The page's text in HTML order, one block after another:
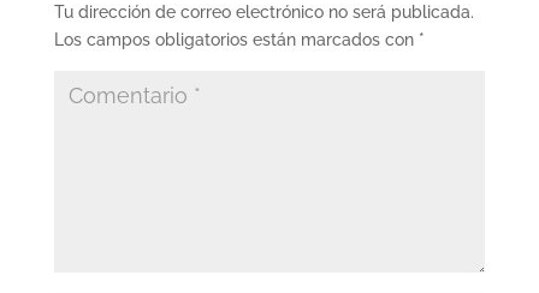
Tu dirección de correo electrónico no será publicada.
Los campos obligatorios están marcados con *